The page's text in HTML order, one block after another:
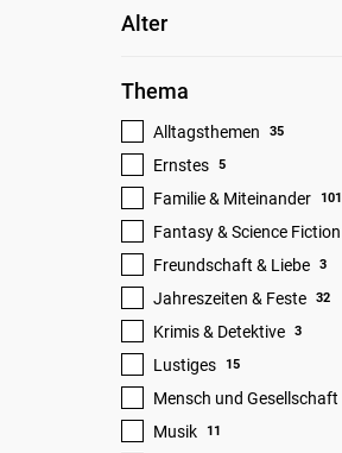
Alter
Thema
Alltagsthemen 35
Ernstes 5
Familie & Miteinander 101
Fantasy & Science Fiction
Freundschaft & Liebe 3
Jahreszeiten & Feste 32
Krimis & Detektive 3
Lustiges 15
Mensch und Gesellschaft
Musik 11